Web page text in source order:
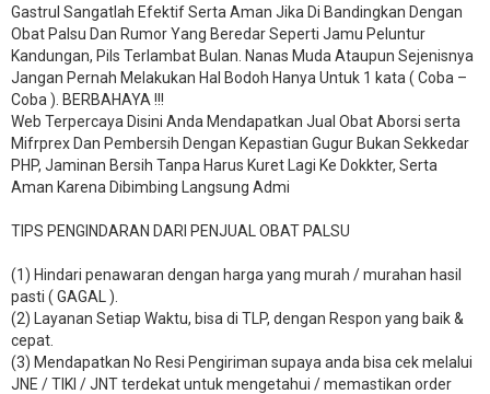
Gastrul Sangatlah Efektif Serta Aman Jika Di Bandingkan Dengan
Obat Palsu Dan Rumor Yang Beredar Seperti Jamu Peluntur
Kandungan, Pils Terlambat Bulan. Nanas Muda Ataupun Sejenisnya
Jangan Pernah Melakukan Hal Bodoh Hanya Untuk 1 kata ( Coba –
Coba ). BERBAHAYA !!!
Web Terpercaya Disini Anda Mendapatkan Jual Obat Aborsi serta
Mifrprex Dan Pembersih Dengan Kepastian Gugur Bukan Sekkedar
PHP, Jaminan Bersih Tanpa Harus Kuret Lagi Ke Dokkter, Serta
Aman Karena Dibimbing Langsung Admi
TIPS PENGINDARAN DARI PENJUAL OBAT PALSU
(1) Hindari penawaran dengan harga yang murah / murahan hasil
pasti ( GAGAL ).
(2) Layanan Setiap Waktu, bisa di TLP, dengan Respon yang baik &
cepat.
(3) Mendapatkan No Resi Pengiriman supaya anda bisa cek melalui
JNE / TIKI / JNT terdekat untuk mengetahui / memastikan order